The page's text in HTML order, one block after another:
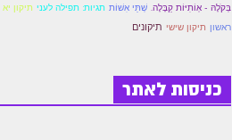
בְּקֹלָהּ - אְוֹתִיּוֹת קַבָּלָה. שְׁתֵּי אִשׁוֹת תגיות: תפילה לעני תיקון יא
ראשון תיקון שישי תיקונים
כניסות לאתר